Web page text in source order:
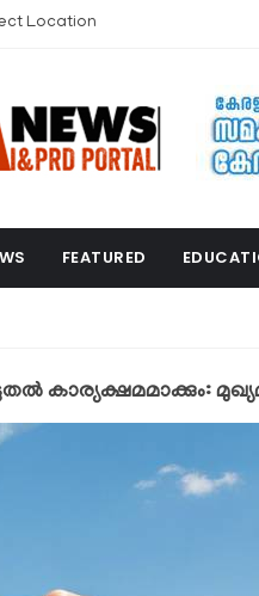
Location
FEATURED
കാര്യക്ഷമമാക്കും: